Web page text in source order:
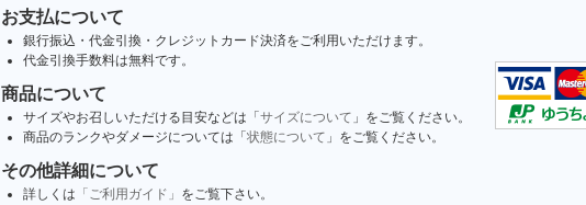
お支払について
銀行振込・代金引換・クレジットカード決済をご利用いただけます。
代金引換手数料は無料です。
商品について
サイズやお召しいただける目安などは「 サイズについて 」をご覧ください。
商品のランクやダメージについては「 状態について 」をご覧ください。
その他詳細について
詳しくは 「ご利用ガイド」 をご覧下さい。